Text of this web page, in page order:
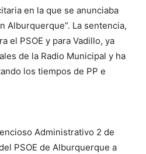
en la que se anunciaba
Alburquerque”. La sentencia,
el PSOE y para Vadillo, ya
de la Radio Municipal y ha
los tiempos de PP e
Administrativo 2 de
PSOE de Alburquerque a